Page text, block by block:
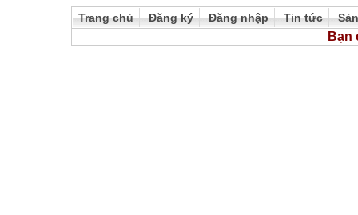
Trang chủ Đăng ký Đăng nhập Tin tức
Bạn